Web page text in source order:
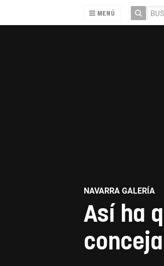
MENÚ
NAVARRA GALERÍA
Así ha